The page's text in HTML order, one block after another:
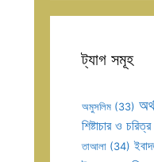
ট্যাগ সমূহ
অমুসলিম (33)
শিষ্টাচার ও চরিত্র
তাআলা (34)